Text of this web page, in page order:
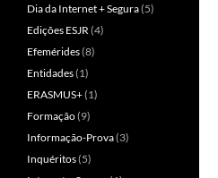
Dia da Internet + Segura(5)
Edições ESJR (4)
Efemérides(8)
Entidades(1)
ERASMUS+(1)
Formação(9)
Informação-Prova(3)
Inquéritos(5)